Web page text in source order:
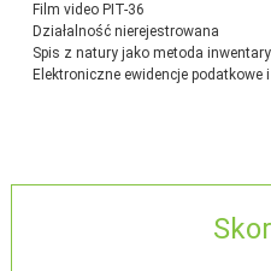
Film video PIT-36
Działalność nierejestrowana
Spis z natury jako metoda
Elektroniczne ewidencje podatkowe i